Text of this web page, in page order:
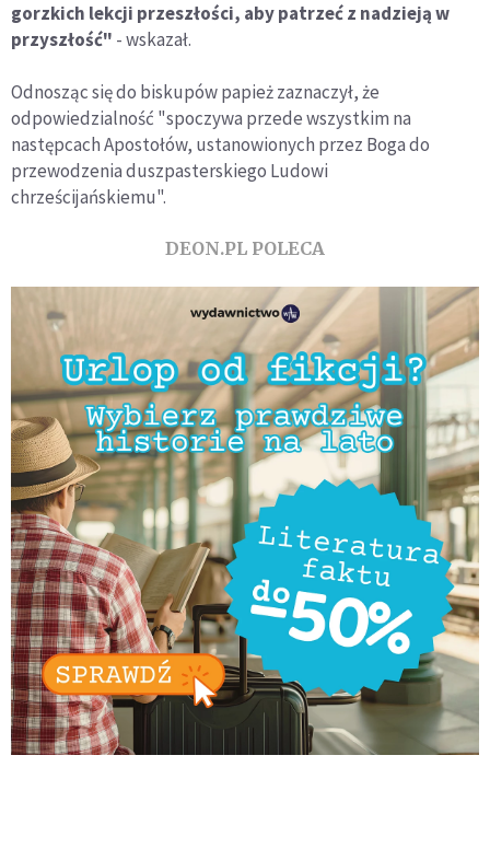
gorzkich lekcji przeszłości, aby patrzeć z nadzieją w
przyszłość" - wskazał.
Odnosząc się do biskupów papież zaznaczył, że
odpowiedzialność "spoczywa przede wszystkim na
następcach Apostołów, ustanowionych przez Boga do
przewodzenia duszpasterskiego Ludowi
chrześcijańskiemu".
DEON.PL POLECA